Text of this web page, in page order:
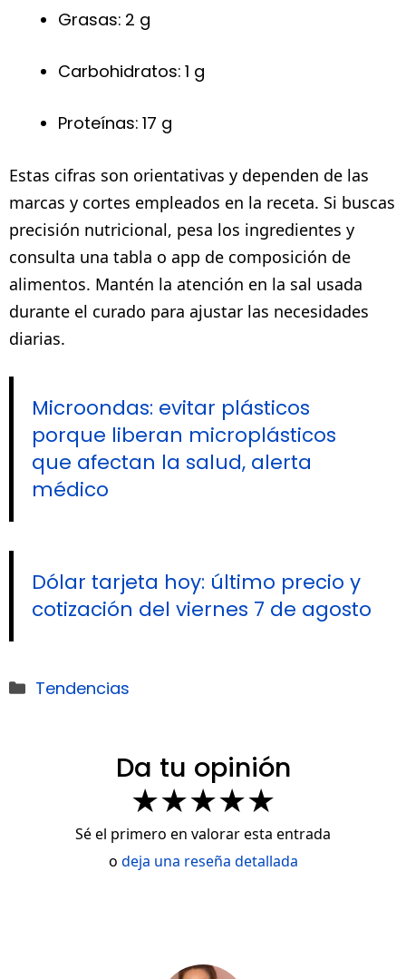
Grasas: 2 g
Carbohidratos: 1 g
Proteínas: 17 g
Estas cifras son orientativas y dependen de las
marcas y cortes empleados en la receta. Si buscas
precisión nutricional, pesa los ingredientes y
consulta una tabla o app de composición de
alimentos. Mantén la atención en la sal usada
durante el curado para ajustar las necesidades
diarias.
Microondas: evitar plásticos
porque liberan microplásticos
que afectan la salud, alerta
médico
Dólar tarjeta hoy: último precio y
cotización del viernes 7 de agosto
Categorías
Tendencias
Da tu opinión
★★★★★
Sé el primero en valorar esta entrada
o deja una reseña detallada